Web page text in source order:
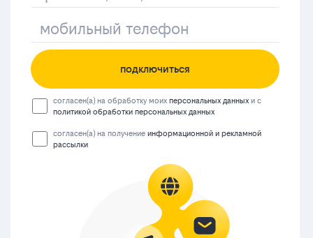
подключиться
согласен(а) на обработку моихперсональных данных и с
политикой обработки персональных данных
согласен(а) на получениеинформационной и рекламной
рассылки